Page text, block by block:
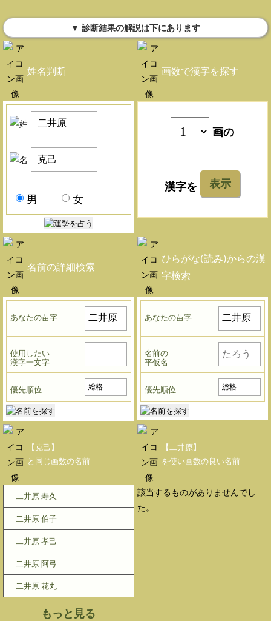
▼ 診断結果の解説は下にあります
姓名判断
男 女
画数で漢字を探す
画の
漢字を 表示
名前の詳細検索
あなたの苗字
使用したい
漢字一文字
優先順位
ひらがな(読み)からの漢
字検索
あなたの苗字
名前の
平仮名
優先順位
【克己】
と同じ画数の名前
二井原 寿久
二井原 伯子
二井原 孝己
二井原 阿弓
二井原 花丸
もっと見る
【二井原】
を使い画数の良い名前
該当するものがありませんでし
た。